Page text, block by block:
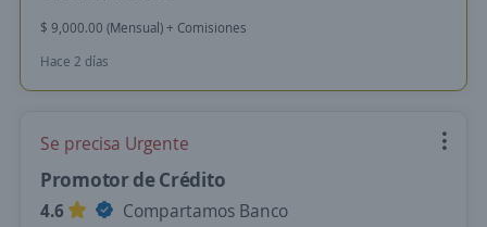
$ 9,000.00 (Mensual) + Comisiones
Hace 2 días
Se precisa Urgente
Promotor de Crédito
4.6
Compartamos Banco